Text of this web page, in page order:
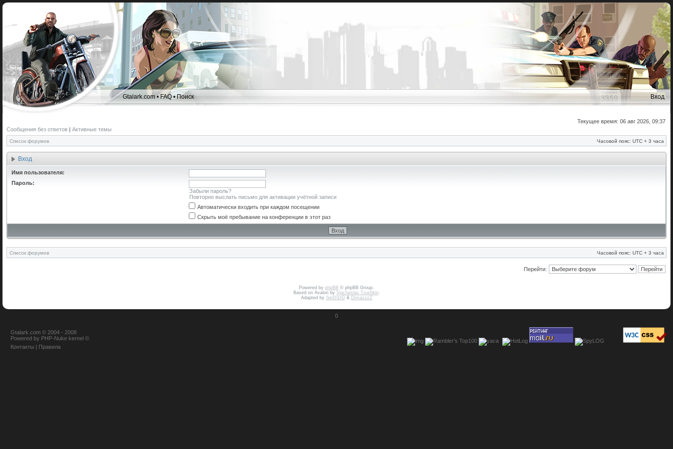
Gtalark.com •FAQ•Поиск Вход
Текущее время: 06 авг 2026, 09:37
Сообщения без ответов | Активные темы
Список форумов Часовой пояс: UTC + 3 часа
Вход
Имя пользователя:
Пароль:
Забыли пароль?
Повторно выслать письмо для активации учётной записи
Автоматически входить при каждом посещении
Скрыть моё пребывание на конференции в этот раз
Список форумов Часовой пояс: UTC + 3 часа
Перейти:
Powered by phpBB © phpBB Group.
Based on Avalon by Vjacheslav Trushkin.
Adapted by SerDIDG& DimazzzZ
0
Gtalark.com © 2004 - 2008
Powered by PHP-Nuke kernel ©
Контакты | Правила